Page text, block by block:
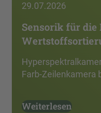
29.07.2026
Sensorik für die
Farb-Zeilenkamera
Weiterlesen